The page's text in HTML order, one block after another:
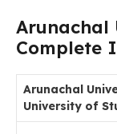
Arunachal
Complete
Arunachal
University of